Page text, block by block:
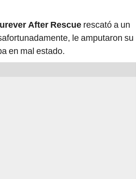
After Rescue rescató a un
le amputaron su
en mal estado.